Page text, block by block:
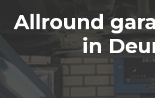
Allround
in